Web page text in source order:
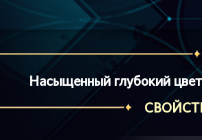
Насыщенный глубокий